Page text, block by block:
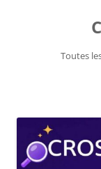
Toutes